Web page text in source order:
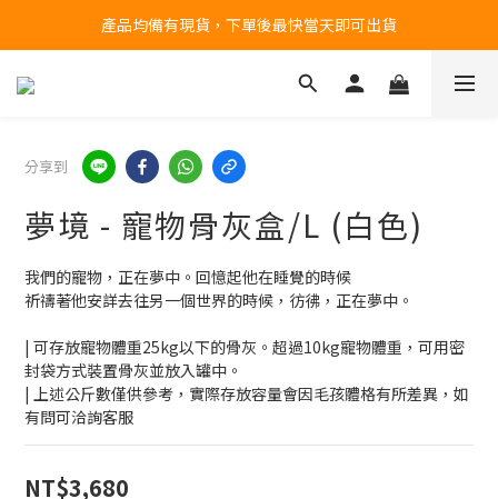
台北民權門市，現貨展示中
台北民權門市，現貨展示中
分享到
夢境 - 寵物骨灰盒/L (白色)
我們的寵物，正在夢中。回憶起他在睡覺的時候
祈禱著他安詳去往另一個世界的時候，彷彿，正在夢中。
| 可存放寵物體重25kg以下的骨灰。超過10kg寵物體重，可用密
封袋方式裝置骨灰並放入罐中。
| 上述公斤數僅供參考，實際存放容量會因毛孩體格有所差異，如
有問可洽詢客服
NT$3,680